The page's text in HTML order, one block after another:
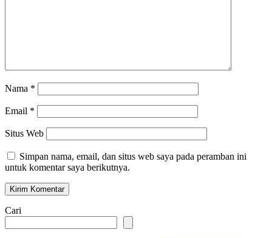
Nama *
Email *
Situs Web
Simpan nama, email, dan situs web saya pada peramban ini
untuk komentar saya berikutnya.
Cari